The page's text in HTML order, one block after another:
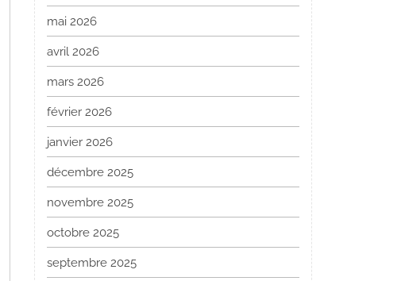
mai 2026
avril 2026
mars 2026
février 2026
janvier 2026
décembre 2025
novembre 2025
octobre 2025
septembre 2025